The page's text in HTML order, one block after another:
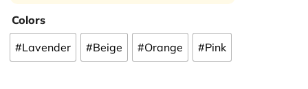
Colors
#Lavender #Beige #Orange #Pink